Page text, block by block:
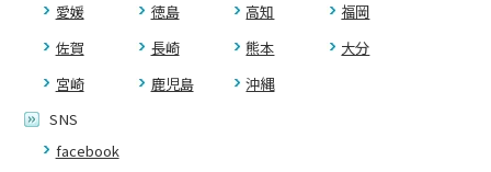
愛媛
徳島 高知
福岡
佐賀
長崎 熊本
大分
宮崎
鹿児島
沖縄
SNS
facebook